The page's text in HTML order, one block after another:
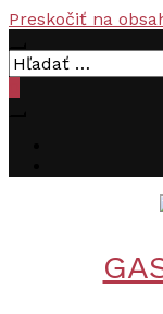
Preskočiť na
Hľadať: